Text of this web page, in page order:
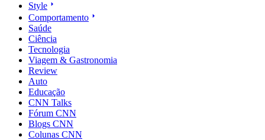
Style
Comportamento
Saúde
Ciência
Tecnologia
Viagem & Gastronomia
Review
Auto
Educação
CNN Talks
Fórum CNN
Blogs CNN
Colunas CNN